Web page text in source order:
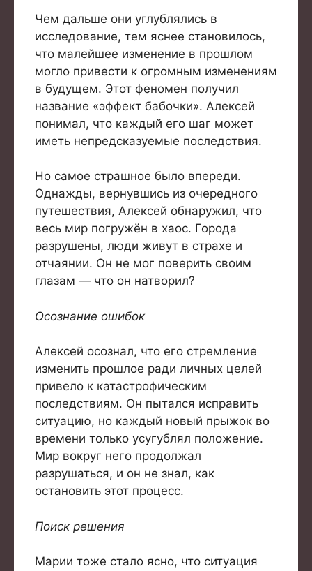
Чем дальше они углублялись в
исследование, тем яснее становилось,
что малейшее изменение в прошлом
могло привести к огромным изменениям
в будущем. Этот феномен получил
название «эффект бабочки». Алексей
понимал, что каждый его шаг может
иметь непредсказуемые последствия.
Но самое страшное было впереди.
Однажды, вернувшись из очередного
путешествия, Алексей обнаружил, что
весь мир погружён в хаос. Города
разрушены, люди живут в страхе и
отчаянии. Он не мог поверить своим
глазам — что он натворил?
Осознание ошибок
Алексей осознал, что его стремление
изменить прошлое ради личных целей
привело к катастрофическим
последствиям. Он пытался исправить
ситуацию, но каждый новый прыжок во
времени только усугублял положение.
Мир вокруг него продолжал
разрушаться, и он не знал, как
остановить этот процесс.
Поиск решения
Марии тоже стало ясно, что ситуация